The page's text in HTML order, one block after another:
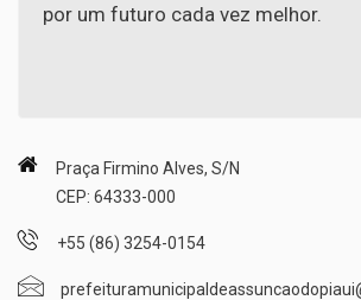
por um futuro cada vez melhor.
Praça Firmino Alves, S/N
CEP: 64333-000
+55 (86) 3254-0154